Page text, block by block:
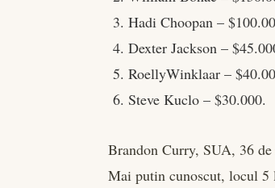
Hadi Choopan –
Dexter Jackson –
RoellyWinklaar –
Steve Kuclo – $30.000.
Brandon Curry, SUA, 36
Mai putin cunoscut, locul